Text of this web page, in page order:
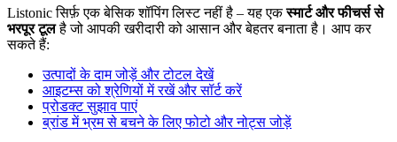
Listonic सिर्फ़ एक बेसिक शॉपिंग लिस्ट नहीं है – यह एकस्मार्ट और फीचर्स से
भरपूर टूलहै जो आपकी खरीदारी को आसान और बेहतर बनाता है। आप कर
सकते हैं:
उत्पादों के दाम जोड़ें और टोटल देखें
आइटम्स को श्रेणियों में रखें और सॉर्ट करें
प्रोडक्ट सुझाव पाएं
ब्रांड में भ्रम से बचने के लिए फोटो और नोट्स जोड़ें